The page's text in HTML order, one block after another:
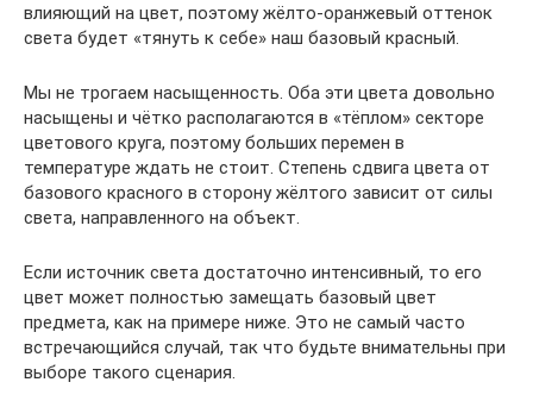
влияющий на цвет, поэтому жёлто-оранжевый оттенок
света будет «тянуть к себе» наш базовый красный.
Мы не трогаем насыщенность. Оба эти цвета довольно
насыщены и чётко располагаются в «тёплом» секторе
цветового круга, поэтому больших перемен в
температуре ждать не стоит. Степень сдвига цвета от
базового красного в сторону жёлтого зависит от силы
света, направленного на объект.
Если источник света достаточно интенсивный, то его
цвет может полностью замещать базовый цвет
предмета, как на примере ниже. Это не самый часто
встречающийся случай, так что будьте внимательны при
выборе такого сценария.